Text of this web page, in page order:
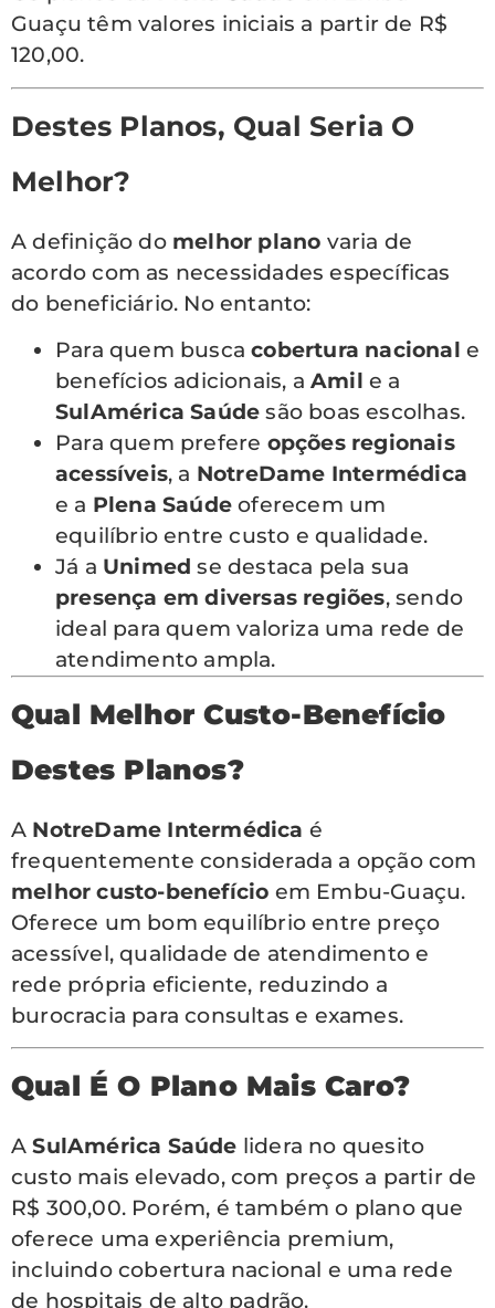
Guaçu têm valores iniciais a partir de R$
120,00.
Destes Planos, Qual Seria O
Melhor?
A definição do melhor plano varia de
acordo com as necessidades específicas
do beneficiário. No entanto:
Para quem buscacobertura nacional e
benefícios adicionais, a Amil e a
SulAmérica Saúde são boas escolhas.
Para quem prefere opções regionais
acessíveis, a NotreDame Intermédica
e a Plena Saúde oferecem um
equilíbrio entre custo e qualidade.
Já a Unimed se destaca pela sua
presença em diversas regiões, sendo
ideal para quem valoriza uma rede de
atendimento ampla.
Qual Melhor Custo-Benefício
Destes Planos?
A NotreDame Intermédica é
frequentemente considerada a opção com
melhor custo-benefício em Embu-Guaçu.
Oferece um bom equilíbrio entre preço
acessível, qualidade de atendimento e
rede própria eficiente, reduzindo a
burocracia para consultas e exames.
Qual É O Plano Mais Caro?
ASulAmérica Saúde lidera no quesito
custo mais elevado, com preços a partir de
R$ 300,00. Porém, é também o plano que
oferece uma experiência premium,
incluindo cobertura nacional e uma rede
de hospitais de alto padrão.